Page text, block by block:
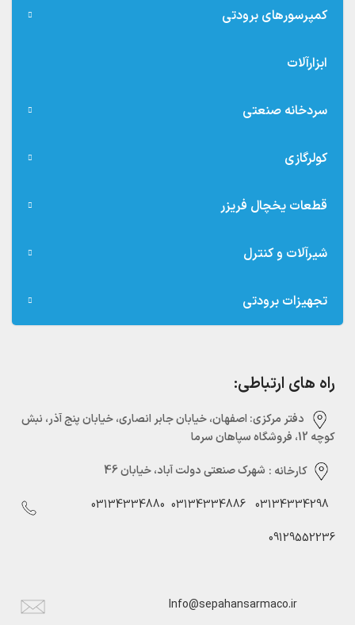
کمپرسورهای برودتی
ابزارآلات
سردخانه صنعتی
کولرگازی
قطعات یخچال فریزر
شیرآلات و کنترل
تجهیزات برودتی
راه های ارتباطی:
دفتر مرکزی:‌ اصفهان، خیابان جابر انصاری، خیابان پنج آذر، نبش
کوچه 12، فروشگاه سپاهان سرما
کارخانه : شهرک صنعتی دولت آباد، خیابان 46
03134334298
03134334886
03134334880
09129552236
Info@sepahansarmaco.ir